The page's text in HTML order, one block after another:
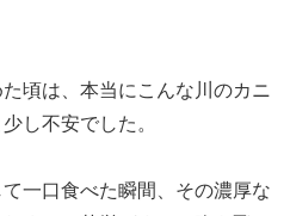
頃は、本当にこんな川のカニ
し不安でした。
一口食べた瞬間、その濃厚な